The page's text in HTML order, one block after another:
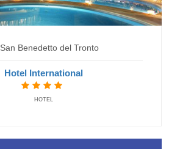
San Benedetto del Tronto
Hotel International
HOTEL